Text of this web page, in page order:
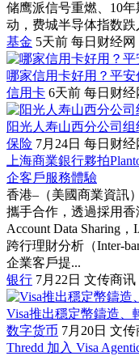
储鹰派信号重燃、10
动，费城半导体指数跌
基金 5天前 每日财经网
哪家信用卡好用？平
信用卡 6天前 每日财经
阳光人寿山西分公司组
保险 7月24日 每日财经
上海商業銀行夥拍
企客戶服務體驗
香港–（美國商業資訊
攜手合作，透過採用香
Account Data Sharing
跨行理財分析（Inter-
企業客戶提...
银行 7月22日 文传商讯
Visa推出穩定幣鑄造、
数字货币 7月20日 文传
Thredd 加入 Visa